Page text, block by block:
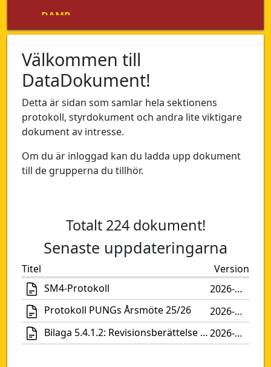
DAMP
DORK
PUNG
XP-el
DaFuK
Programföreningar
TAPAS
Välkommen till
DataDokument!
Detta är sidan som samlar hela sektionens
protokoll, styrdokument och andra lite viktigare
dokument av intresse.
Om du är inloggad kan du ladda upp dokument
till de grupperna du tillhör.
Totalt 224 dokument!
Senaste uppdateringarna
Titel
Version
SM4-Protokoll
2026-07-03
Protokoll PUNGs Årsmöte 25/26
2026-05-18
Bilaga 5.4.1.2: Revisionsberättelse PUNG 2025
2026-05-18